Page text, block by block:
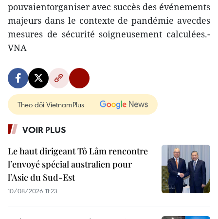
pouvaientorganiser avec succès des événements
majeurs dans le contexte de pandémie avecdes
mesures de sécurité soigneusement calculées.-
VNA
Theo dõi VietnamPlus
VOIR PLUS
Le haut dirigeant Tô Lâm rencontre
l’envoyé spécial australien pour
l’Asie du Sud-Est
10/08/2026 11:23